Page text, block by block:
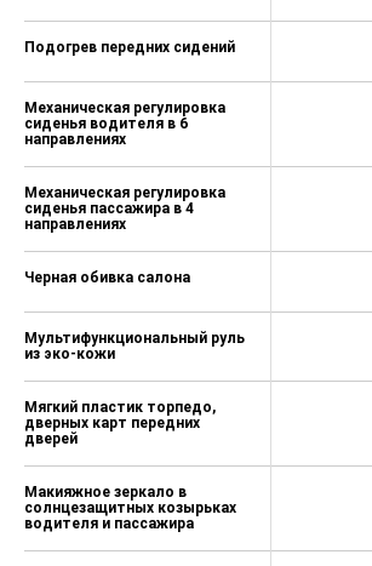
Мультимедийное
беспроводным
USB входы x2 спереди
Сервисы дистанционного
к автомобилю (GWM
Сервисы Яндекс (Карты,
Книги)
Сервис для просмотра
Видео
Система виджетов для
персонализации ‘‘Смарт
функциями автомобиля
(распознавание 2 зон)
Функция обновления ПО “по
воздуху” (OTA - Over The
Подогрев передних сидений
Механическая регулировка
сиденья водителя в 6
направлениях
Механическая регулировка
сиденья пассажира в 4
направлениях
Черная обивка салона
Мультифункциональный руль
из эко-кожи
Мягкий пластик торпедо,
дверных карт передних
дверей
Макияжное зеркало в
солнцезащитных козырьках
водителя и пассажира